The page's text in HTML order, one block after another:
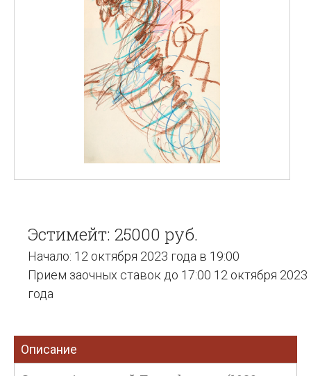
Эстимейт: 25000 руб.
Начало: 12 октября 2023 года в 19:00
Прием заочных ставок до 17:00 12 октября 2023
года
Описание